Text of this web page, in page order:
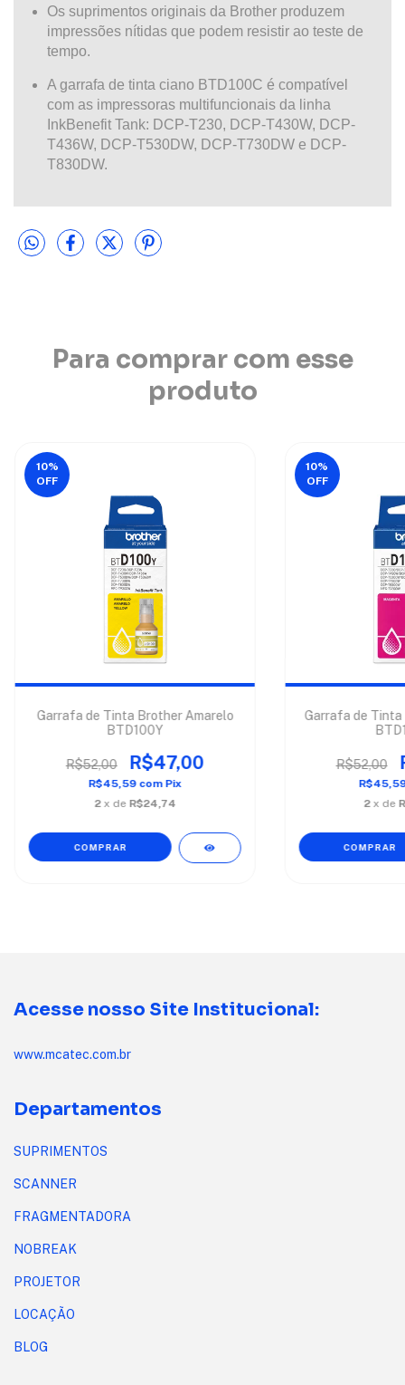
Os suprimentos originais da Brother produzem
impressões nítidas que podem resistir ao teste de
tempo.
A garrafa de tinta ciano BTD100C é compatível
com as impressoras multifuncionais da linha
InkBenefit Tank: DCP-T230, DCP-T430W, DCP-
T436W, DCP-T530DW, DCP-T730DW e DCP-
T830DW.
Para comprar com esse
produto
10%
OFF
Garrafa de Tinta Brother Amarelo
BTD100Y
R$52,00 R$47,00
R$45,59 com Pix
2 x de R$24,74
10%
OFF
Garrafa de
R$52,00
2 x de
Acesse nosso Site Institucional:
www.mcatec.com.br
Departamentos
SUPRIMENTOS
SCANNER
FRAGMENTADORA
NOBREAK
PROJETOR
LOCAÇÃO
BLOG